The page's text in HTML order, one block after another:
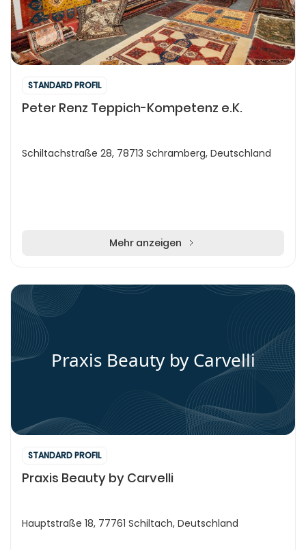
STANDARD PROFIL
Peter Renz Teppich-Kompetenz e.K.
Schiltachstraße 28, 78713 Schramberg, Deutschland
Mehr anzeigen
Praxis Beauty by Carvelli
STANDARD PROFIL
Praxis Beauty by Carvelli
Hauptstraße 18, 77761 Schiltach, Deutschland